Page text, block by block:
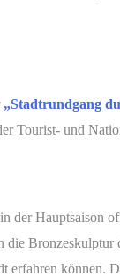
„Stadtrundgang
Tourist- und
der Hauptsaison
Bronzeskulptur
erfahren können.